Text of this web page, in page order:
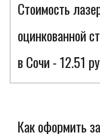
Стоимость
оцинкованной
в Сочи - 12.51
Как оформить